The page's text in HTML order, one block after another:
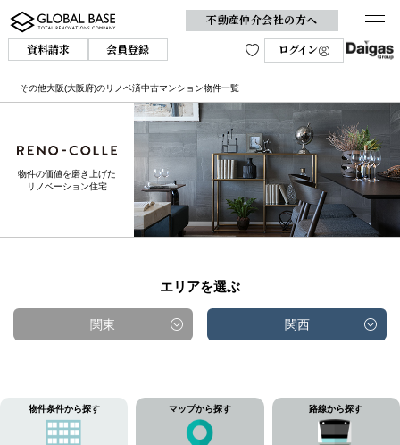
不動産仲介会社の方へ
資料請求
会員登録 ログイン
その他大阪(大阪府)のリノベ済中古マンション物件一覧
物件の価値を磨き上げた
リノベーション住宅
エリアを選ぶ
関東 関西
物件条件から探す マップから探す 路線から探す